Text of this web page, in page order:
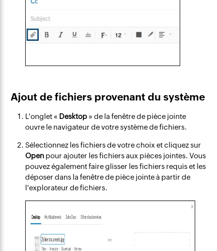
Ajout de fichiers provenant du système
L'onglet « Desktop » de la fenêtre de pièce jointe
ouvre le navigateur de votre système de fichiers.
Sélectionnez les fichiers de votre choix et cliquez sur
Open pour ajouter les fichiers aux pièces jointes. Vous
pouvez également faire glisser les fichiers requis et les
déposer dans la fenêtre de pièce jointe à partir de
l'explorateur de fichiers.